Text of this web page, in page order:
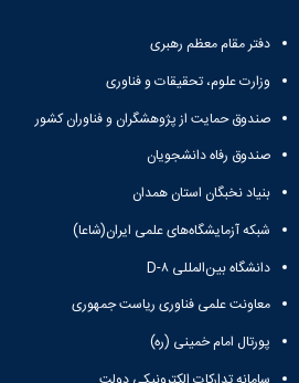
دفتر مقام معظم رهبری
وزارت علوم، تحقیقات و فناوری
صندوق حمایت از پژوهشگران و فناوران کشور
صندوق رفاه دانشجویان
بنیاد نخبگان استان همدان
شبکه آزمایشگاه‌های علمی ایران(شاعا)
دانشگاه بین‌المللی D-۸
معاونت علمی فناوری ریاست جمهوری
پورتال امام خمینی (ره)